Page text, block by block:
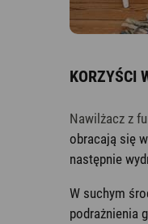
KORZYŚCI
Nawilżacz z
obracają się
następnie
W suchym
podrażnienia